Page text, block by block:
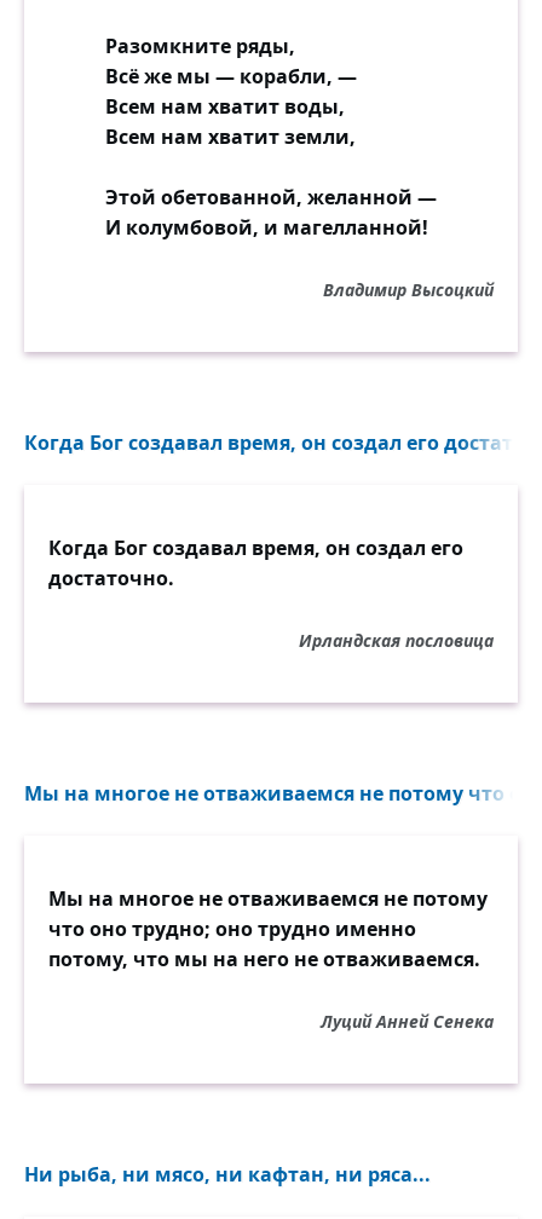
Разомкните ряды,
Всё же мы — корабли, —
Всем нам хватит воды,
Всем нам хватит земли,
Этой обетованной, желанной —
И колумбовой, и магелланной!
Владимир Высоцкий
Когда Бог создавал время, он создал его
Когда Бог создавал время, он создал его
достаточно.
Ирландская пословица
Мы на многое не отваживаемся не потому что
Мы на многое не отваживаемся не потому
что оно трудно; оно трудно именно
потому, что мы на него не отваживаемся.
Луций Анней Сенека
Ни рыба, ни мясо, ни кафтан, ни ряса...